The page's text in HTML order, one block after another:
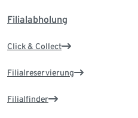
Filialabholung
Click & Collect
Filialreservierung
Filialfinder